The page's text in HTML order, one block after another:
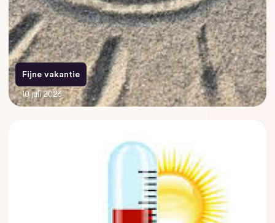
Fijne vakantie
10 juli 2026